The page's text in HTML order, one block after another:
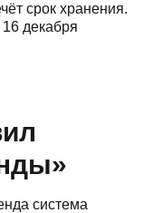
срок хранения.
декабря
система